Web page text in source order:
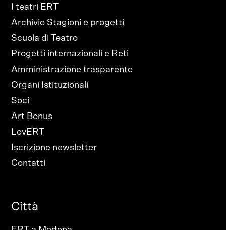
I teatri ERT
Archivio Stagioni e progetti
Scuola di Teatro
Progetti internazionali e Reti
Amministrazione trasparente
Organi Istituzionali
Soci
Art Bonus
LovERT
Iscrizione newsletter
Contatti
Città